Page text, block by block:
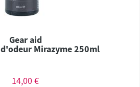
Gear aid
Mirazyme 250ml
14,00 €